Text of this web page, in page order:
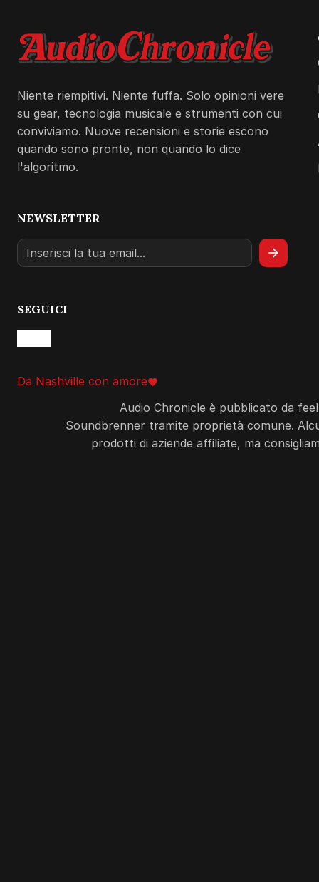
Niente riempitivi. Niente fuffa. Solo opinioni vere
su gear, tecnologia musicale e strumenti con cui
conviviamo. Nuove recensioni e storie escono
quando sono pronte, non quando lo dice
l'algoritmo.
NEWSLETTER
arrow_forward
SEGUICI
Da Nashville con amorefavorite
amore
Audio Chronicle è pubblicato da
Soundbrenner tramite proprietà comune.
prodotti di aziende affiliate, ma